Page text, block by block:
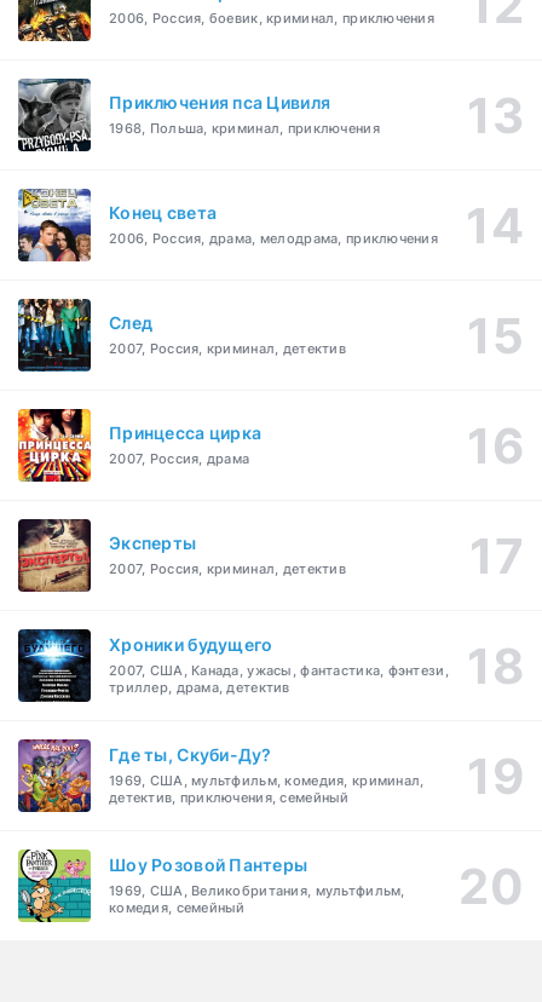
2006, Россия, боевик, криминал, приключения
Приключения пса Цивиля
1968, Польша, криминал, приключения
Конец света
2006, Россия, драма, мелодрама, приключения
След
2007, Россия, криминал, детектив
Принцесса цирка
2007, Россия, драма
Эксперты
2007, Россия, криминал, детектив
Хроники будущего
2007, США, Канада, ужасы, фантастика, фэнтези,
триллер, драма, детектив
Где ты, Скуби-Ду?
1969, США, мультфильм, комедия, криминал,
детектив, приключения, семейный
Шоу Розовой Пантеры
1969, США, Великобритания, мультфильм,
комедия, семейный